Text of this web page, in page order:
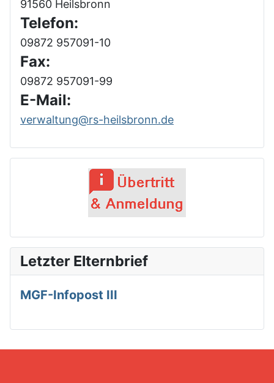
91560 Heilsbronn
Telefon:
09872 957091-10
Fax:
09872 957091-99
E-Mail:
verwaltung@rs-heilsbronn.de
Letzter Elternbrief
MGF-Infopost III